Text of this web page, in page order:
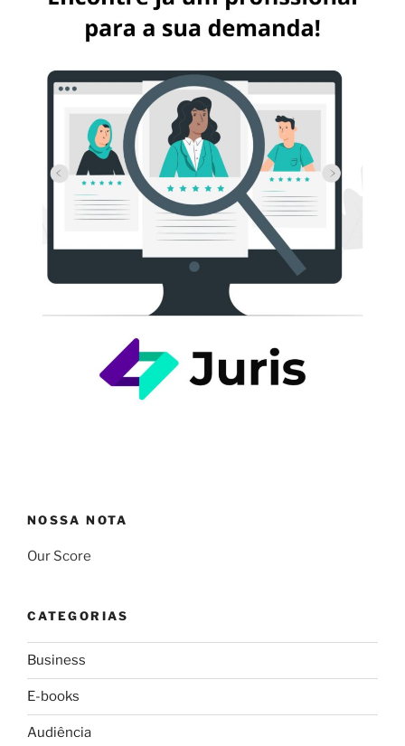
NOSSA NOTA
Our Score
CATEGORIAS
Business
E-books
Audiência